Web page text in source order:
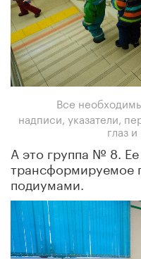
Все
надписи, указатели,
глаз
А это группа № 8.
трансформируемое
подиумами.